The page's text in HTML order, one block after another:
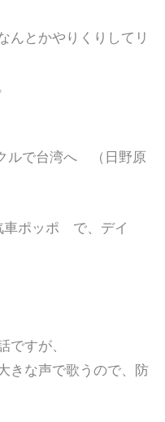
とかやりくりしてリ
ルで台湾へ （日野原
ポッポ で、デイ
すが、
な声で歌うので、防